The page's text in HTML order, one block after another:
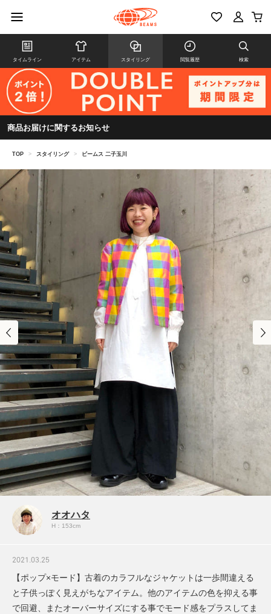
タイムライン アイテム スタイリング 閲覧履歴 検索
商品お届けに関するお知らせ
TOP > スタイリング > ビームス 二子玉川
オオハタ
H：153cm
2021.03.25
【ポップ×モード】古着のカラフルなジャケットは一歩間違える
と子供っぽく見えがちなアイテム。他のアイテムの色を抑える事
で回避、またオーバーサイズにする事でモード感をプラスしてま